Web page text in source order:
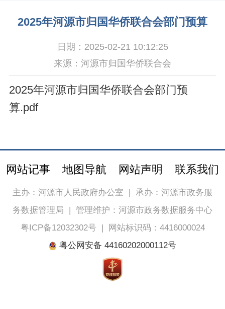
2025年河源市归国华侨联合会部门预算
日期：2025-02-21 10:12:25
来源：河源市归国华侨联合会
2025年河源市归国华侨联合会部门预
算.pdf
网站记事 地图导航 网站声明 联系我们
主办：河源市人民政府办公室 | 承办：河源市政务服
务数据管理局 | 管理维护：河源市政务数据服务中心
粤ICP备12032302号|
网站标识码：4416000024
粤公网安备 44160202000112号